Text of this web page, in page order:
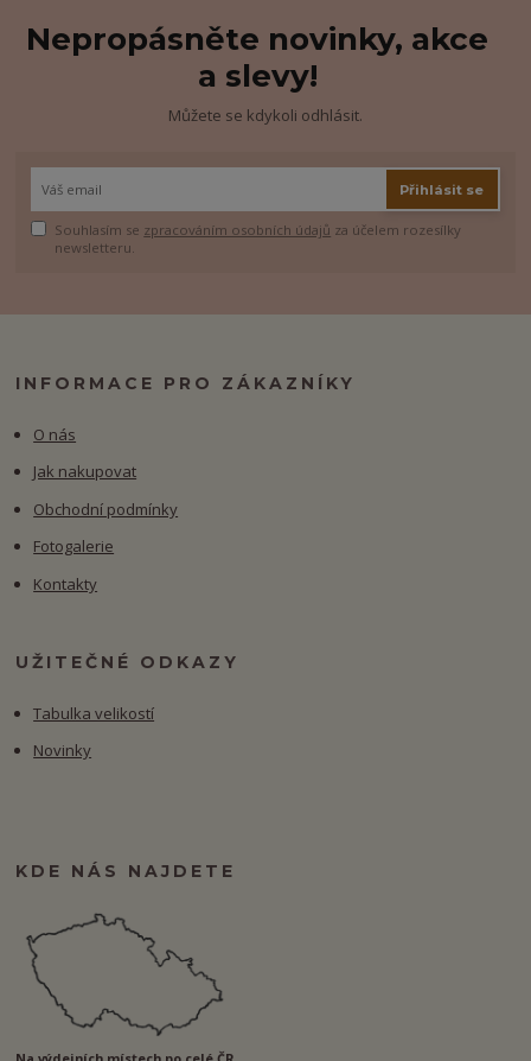
Nepropásněte novinky, akce
a slevy!
Můžete se kdykoli odhlásit.
Přihlásit se
Souhlasím se zpracováním osobních údajů za účelem rozesílky
newsletteru.
INFORMACE PRO ZÁKAZNÍKY
O nás
Jak nakupovat
Obchodní podmínky
Fotogalerie
Kontakty
UŽITEČNÉ ODKAZY
Tabulka velikostí
Novinky
KDE NÁS NAJDETE